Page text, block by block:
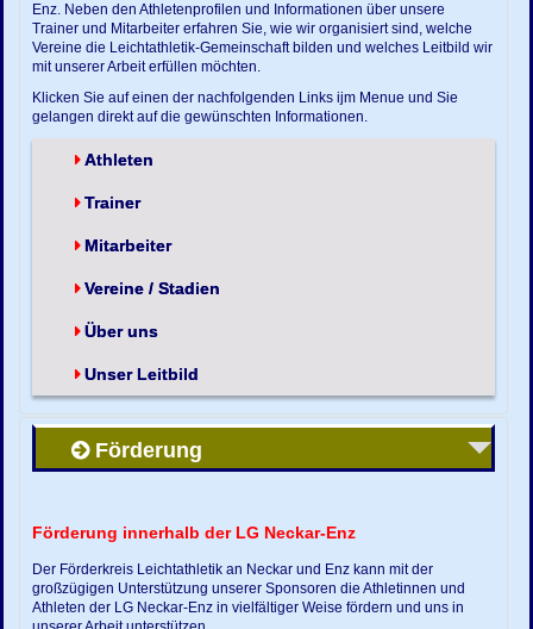
Enz. Neben den Athletenprofilen und Informationen über unsere
Trainer und Mitarbeiter erfahren Sie, wie wir organisiert sind, welche
Vereine die Leichtathletik-Gemeinschaft bilden und welches Leitbild wir
mit unserer Arbeit erfüllen möchten.
Klicken Sie auf einen der nachfolgenden Links ijm Menue und Sie
gelangen direkt auf die gewünschten Informationen.
Athleten
Trainer
Mitarbeiter
Vereine / Stadien
Über uns
Unser Leitbild
Förderung
Förderung innerhalb der LG Neckar-Enz
Der Förderkreis Leichtathletik an Neckar und Enz kann mit der
großzügigen Unterstützung unserer Sponsoren die Athletinnen und
Athleten der LG Neckar-Enz in vielfältiger Weise fördern und uns in